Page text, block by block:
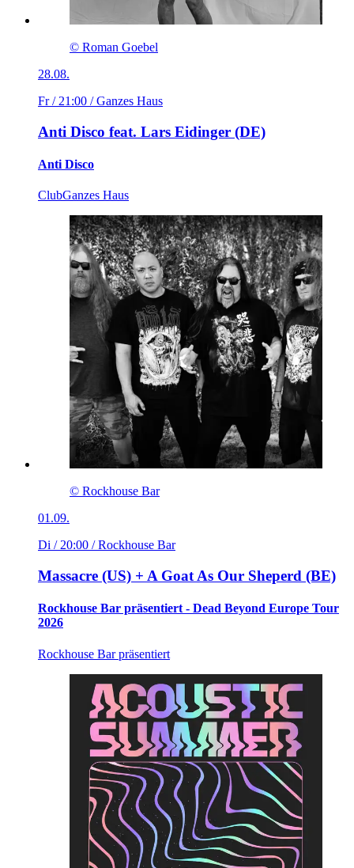
© Roman Goebel
28.08.
Fr / 21:00 / Ganzes Haus
Anti Disco feat. Lars Eidinger (DE)
Anti Disco
ClubGanzes Haus
© Rockhouse Bar
01.09.
Di / 20:00 / Rockhouse Bar
Massacre (US) + A Goat As Our Sheperd (BE)
Rockhouse Bar präsentiert - Dead Beyond Europe Tour
2026
Rockhouse Bar präsentiert